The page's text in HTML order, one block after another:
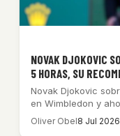
NOVAK DJOKOVIC
5 HORAS, SU
Novak Djokovic
en Wimbledon y
Oliver Obel8 Jul 2026